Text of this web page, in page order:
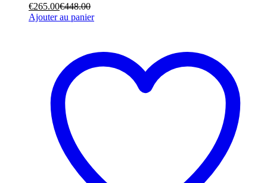
€265.00€448.00
Ajouter au panier